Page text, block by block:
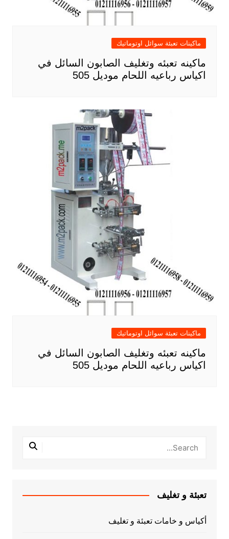
ماكينات تعبئة سوائل اوتوماتيك
ماكينه تعبئه وتغليف الصابون السائل في
اكياس رباعيه اللحام موديل 505
ماكينات تعبئة سوائل اوتوماتيك
ماكينه تعبئه وتغليف الصابون السائل في
اكياس رباعيه اللحام موديل 505
تعبئة و تغليف
أكياس و خامات تعبئة و تغليف